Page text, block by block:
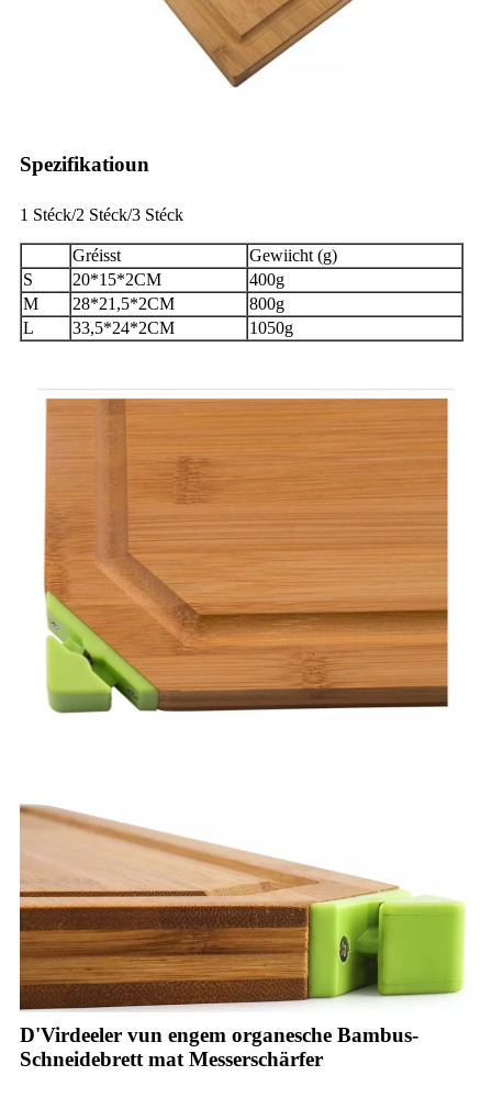
Spezifikatioun
1 Stéck/2 Stéck/3 Stéck
Gréisst
Gewiicht (g)
S
20*15*2CM
400g
M
28*21,5*2CM
800g
L
33,5*24*2CM 1050g
D'Virdeeler vun engem organesche Bambus-
Schneidebrett mat Messerschärfer